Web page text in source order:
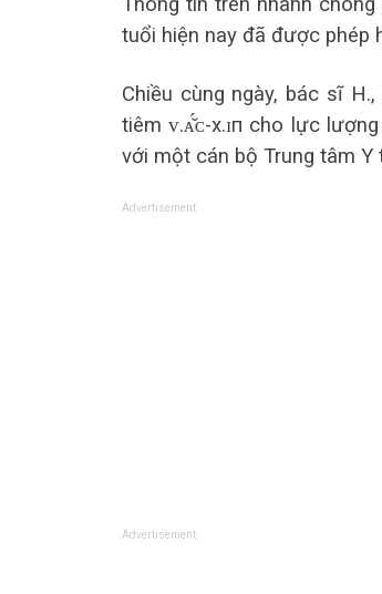
Thông tin trên nhanh
tuổi hiện nay đã được phép
Chiều cùng ngày, bác sĩ
tiêm ᴠ.ᴀ̆́ᴄ-х.ɪп cho lực
với một cán bộ Trung tâm
Advertisement
Advertisement